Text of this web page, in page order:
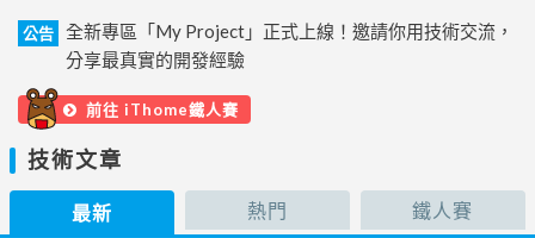
公告
全新專區「My Project」正式上線！邀請你用技術交流，
分享最真實的開發經驗
前往 iThome鐵人賽
技術文章
最新 熱門 鐵人賽